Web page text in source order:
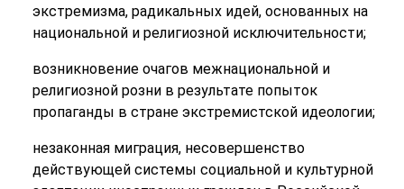
экстремизма, радикальных идей, основанных на
национальной и религиозной исключительности;
возникновение очагов межнациональной и
религиозной розни в результате попыток
пропаганды в стране экстремистской идеологии;
незаконная миграция, несовершенство
действующей системы социальной и культурной